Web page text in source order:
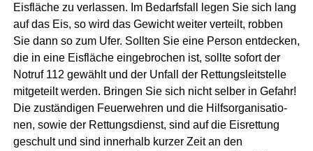
Eis­flä­che zu ver­las­sen. Im Bedarfs­fall legen Sie sich lang
auf das Eis, so wird das Gewicht wei­ter ver­teilt, rob­ben
Sie dann so zum Ufer. Soll­ten Sie eine Per­son ent­de­cken,
die in eine Eis­flä­che ein­ge­bro­chen ist, soll­te sofort der
Not­ruf 112 gewählt und der Unfall der Ret­tungs­leit­stel­le
mit­ge­teilt wer­den. Brin­gen Sie sich nicht sel­ber in Gefahr!
Die zustän­di­gen Feu­er­weh­ren und die Hilfs­or­ga­ni­sa­tio­
nen, sowie der Ret­tungs­dienst, sind auf die Eis­ret­tung
geschult und sind inner­halb kur­zer Zeit an den